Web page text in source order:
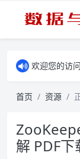
欢迎您的访
首页 资源
解 PDF下